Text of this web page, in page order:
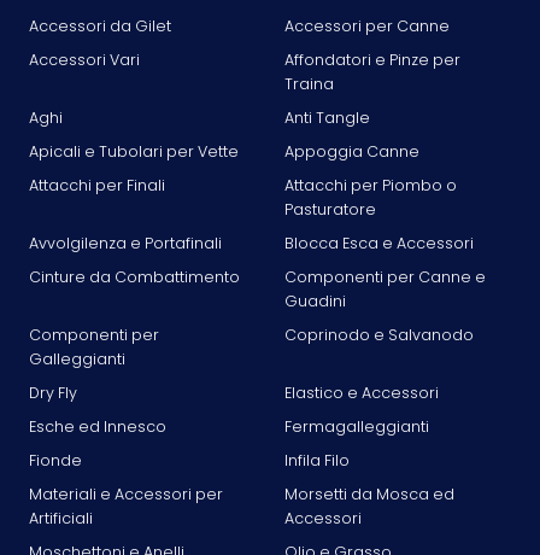
Accessori da Gilet
Accessori per Canne
Accessori Vari
Affondatori e Pinze per
Traina
Aghi
Anti Tangle
Apicali e Tubolari per Vette
Appoggia Canne
Attacchi per Finali
Attacchi per Piombo o
Pasturatore
Avvolgilenza e Portafinali
Blocca Esca e Accessori
Cinture da Combattimento
Componenti per Canne e
Guadini
Componenti per
Galleggianti
Coprinodo e Salvanodo
Dry Fly
Elastico e Accessori
Esche ed Innesco
Fermagalleggianti
Fionde
Infila Filo
Materiali e Accessori per
Artificiali
Morsetti da Mosca ed
Accessori